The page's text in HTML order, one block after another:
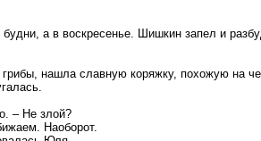
а в воскресенье. Шишкин запел и
нашла славную коряжку, похожую на
– Не злой?
Наоборот.